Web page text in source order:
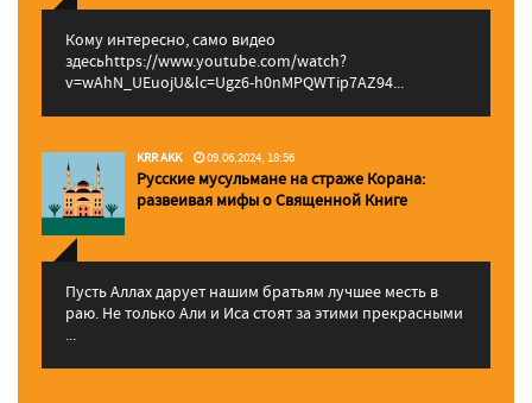
Кому интересно, само видео
здесьhttps://www.youtube.com/watch?
v=wAhN_UEuojU&lc=Ugz6-h0nMPQWTip7AZ94...
KRR AKK 09.06.2024, 18:56
Русские мусульмане на страже Корана:
pазвеивая мифы о Священной Книге
Пусть Аллах дарует нашим братьям лучшее месть в
раю. Не только Али и Иса стоят за этими прекрасными
...